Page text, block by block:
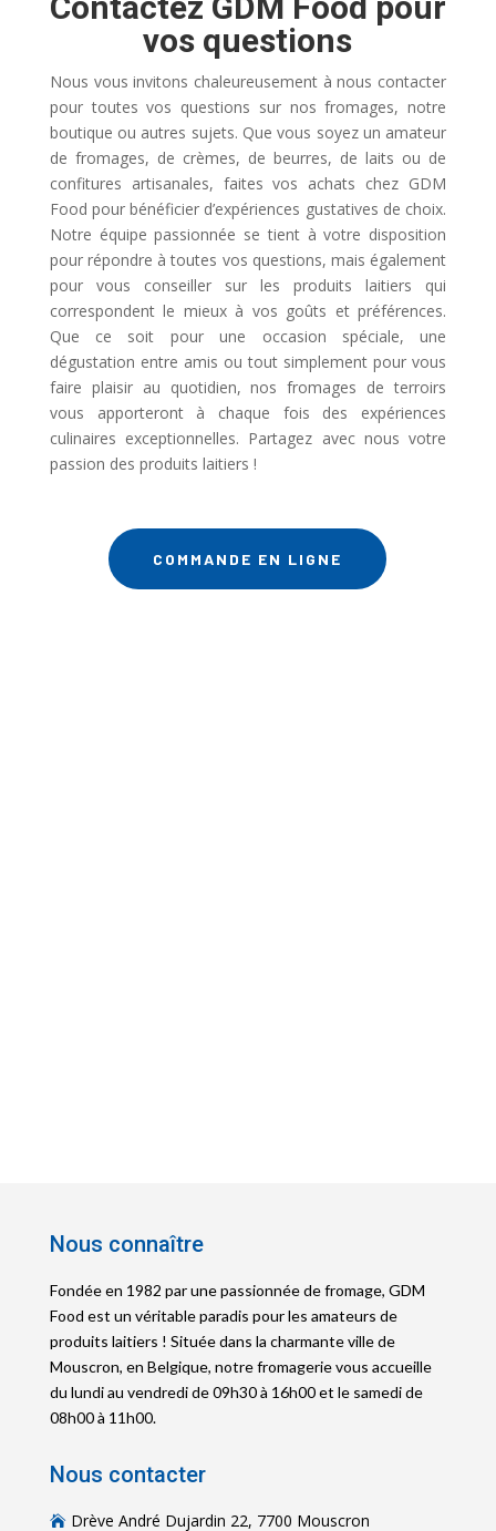
vos questions
Nous vous invitons chaleureusement à nous contacter
pour toutes vos questions sur nos fromages, notre
boutique ou autres sujets. Que vous soyez un amateur
de fromages, de crèmes, de beurres, de laits ou de
confitures artisanales, faites vos achats chez GDM
Food pour bénéficier d’expériences gustatives de choix.
Notre équipe passionnée se tient à votre disposition
pour répondre à toutes vos questions, mais également
pour vous conseiller sur les produits laitiers qui
correspondent le mieux à vos goûts et préférences.
Que ce soit pour une occasion spéciale, une
dégustation entre amis ou tout simplement pour vous
faire plaisir au quotidien, nos fromages de terroirs
vous apporteront à chaque fois des expériences
culinaires exceptionnelles. Partagez avec nous votre
passion des produits laitiers !
COMMANDE EN LIGNE
Nous connaître
Fondée en 1982 par une passionnée de fromage, GDM
Food est un véritable paradis pour les amateurs de
produits laitiers ! Située dans la charmante ville de
Mouscron, en Belgique, notre fromagerie vous accueille
du lundi au vendredi de 09h30 à 16h00 et le samedi de
08h00 à 11h00.
Nous contacter
 Drève André Dujardin 22, 7700 Mouscron